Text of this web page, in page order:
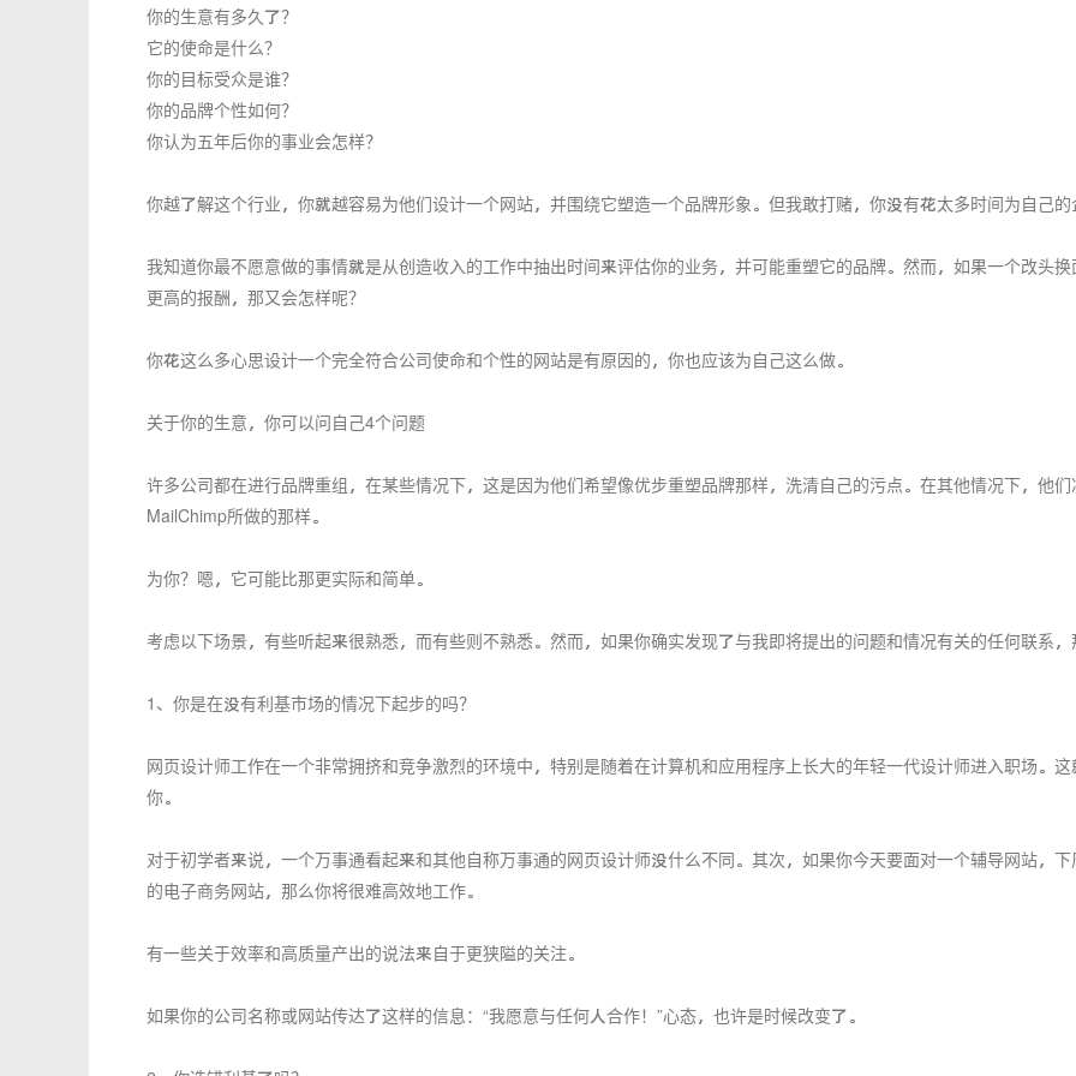
你的生意有多久了？
它的使命是什么？
你的目标受众是谁？
你的品牌个性如何？
你认为五年后你的事业会怎样？
你越了解这个行业，你就越容易为他们设计一个网站，并围绕它塑造一个品牌形象。但我敢打赌，你没有花太多时间为自己
我知道你最不愿意做的事情就是从创造收入的工作中抽出时间来评估你的业务，并可能重塑它的品牌。然而，如果一个改头
更高的报酬，那又会怎样呢？
你花这么多心思设计一个完全符合公司使命和个性的网站是有原因的，你也应该为自己这么做。
关于你的生意，你可以问自己4个问题
许多公司都在进行品牌重组，在某些情况下，这是因为他们希望像优步重塑品牌那样，洗清自己的污点。在其他情况下，他
MailChimp所做的那样。
为你？嗯，它可能比那更实际和简单。
考虑以下场景，有些听起来很熟悉，而有些则不熟悉。然而，如果你确实发现了与我即将提出的问题和情况有关的任何联系
1、你是在没有利基市场的情况下起步的吗？
网页设计师工作在一个非常拥挤和竞争激烈的环境中，特别是随着在计算机和应用程序上长大的年轻一代设计师进入职场。
你。
对于初学者来说，一个万事通看起来和其他自称万事通的网页设计师没什么不同。其次，如果你今天要面对一个辅导网站，
的电子商务网站，那么你将很难高效地工作。
有一些关于效率和高质量产出的说法来自于更狭隘的关注。
如果你的公司名称或网站传达了这样的信息：“我愿意与任何人合作！”心态，也许是时候改变了。